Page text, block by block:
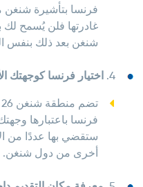
فرنسا بتأشيرة شنغن
غادرتها فلن يُسمح
شنغن بعد ذلك بنفس
4. اختيار فرنسا
فرنسا باعتبارها
ستقضي بها عددًا من
أخرى من دول شنغن.